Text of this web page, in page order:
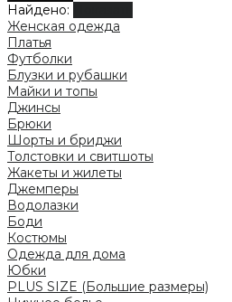
Найдено:
Женская одежда
Платья
Футболки
Блузки и рубашки
Майки и топы
Джинсы
Брюки
Шорты и бриджи
Толстовки и свитшоты
Жакеты и жилеты
Джемперы
Водолазки
Боди
Костюмы
Одежда для дома
Юбки
PLUS SIZE (Большие размеры)